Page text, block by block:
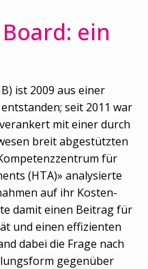
ein
ist 2009 aus einer
seit 2011 war
mit einer durch
breit abgestützten
für
(HTA)» analysierte
auf ihr Kosten-
damit einen Beitrag für
und einen effizienten
dabei die Frage nach
gegenüber